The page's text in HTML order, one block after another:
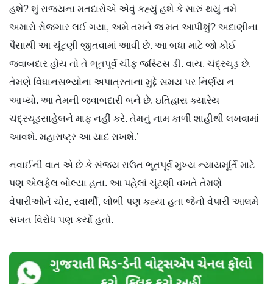
હશે? શું રાજ્યના મતદારોએ એવું કહ્યું હશે કે સારું થયું તમે
અમારો રોજગાર લઈ ગયા, અમે તમને જ મત આપીશું? અદાણીના
પૈસાથી આ ચૂંટણી જીતવામાં આવી છે. આ બધા માટે જો કોઈ
જવાબદાર હોય તો તે ભૂતપૂર્વ ચીફ જસ્ટિસ ડી. વાય. ચંદ્રચૂડ છે.
તેમણે વિધાનસભ્યોના અપાત્રતાના મુદ્દે સમય પર નિર્ણય ન
આપ્યો. આ તેમની જવાબદારી બને છે. ઇતિહાસ ક્યારેય
ચંદ્રચૂડસાહેબને માફ નહીં કરે. તેમનું નામ કાળી શાહીથી લખવામાં
આવશે. મહારાષ્ટ્ર આ યાદ રાખશે.’
નવાઈની વાત એ છે કે સંજય રાઉત ભૂતપૂર્વ મુખ્ય ન્યાયમૂર્તિ માટે
પણ એલફેલ બોલ્યા હતા. આ પહેલાં ચૂંટણી વખતે તેમણે
વેપારીઓને ચોર, સ્વાર્થી, લોભી પણ કહ્યા હતા જેનો વેપારી આલમે
સખત વિરોધ પણ કર્યો હતો.